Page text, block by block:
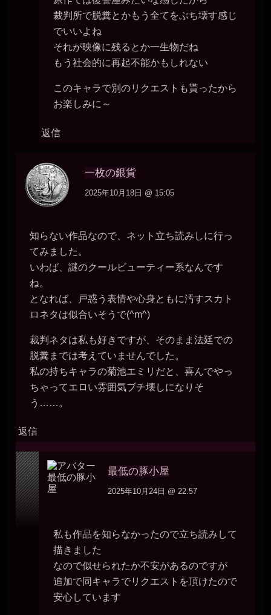
裁判所で脱糞とかもう全てをぶち壊す感じ
でいいよね
それが映像に残るとか一生物だね
もう社会的に再起不能かもしれない
このキャラで別のリクエストも貰ったから
お楽しみに～
返信
一枚の銀貨
2025年10月18日 @ 15:05
知らない作品なので、ネット立ち読みしに行っ
てみました。
いわば、謎のクールビューティー系なんです
ね。
となれば、戸惑う表情や心身ともに汚すスカト
ロネタは似合いそうで(^m^)
裁判ネタは私も好きですが、そのまま法廷での
脱糞までは考えていませんでした。
私の持ちキャラの菊池エミリだと、喜んでやっ
ちゃってエロい雰囲気ブチ壊しになりそ
う……。
返信
最低の豚小屋
2025年10月24日 @ 22:57
私も作品を知らなかったので立ち読みして
描きました
なので似せられたか不安があるのですが
追加で同キャラでリクエストを頂けたので
安心しています